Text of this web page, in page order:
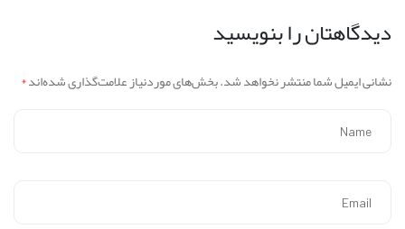
دیدگاهتان را بنویسید
نشانی ایمیل شما منتشر نخواهد شد.بخش‌های موردنیاز علامت‌گذاری شده‌اند*